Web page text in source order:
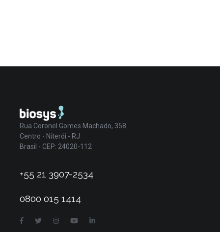
Rua Coronel Gomes Machado, 358
Centro - Niterói - RJ
Brasil - CEP: 24020-112
+55 21 3907-2534
0800 015 1414